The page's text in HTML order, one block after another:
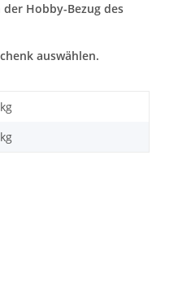
Hobby-Bezug des
auswählen.
kg